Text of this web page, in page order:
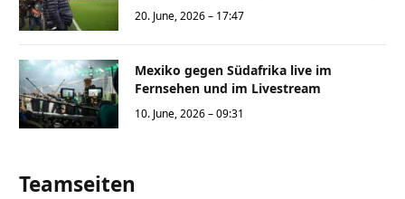
20. June, 2026 – 17:47
Mexiko gegen Südafrika live im
Fernsehen und im Livestream
10. June, 2026 – 09:31
Teamseiten